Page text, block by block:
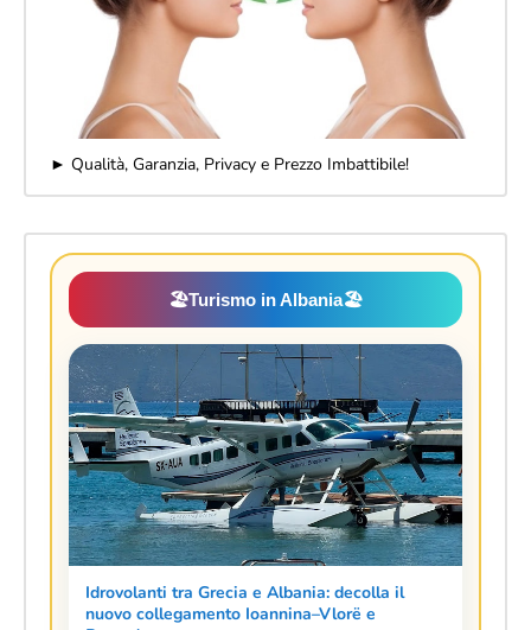
► Qualità, Garanzia, Privacy e Prezzo Imbattibile!
🏖️Turismo in Albania🏖️
Idrovolanti tra Grecia e Albania: decolla il
nuovo collegamento Ioannina–Vlorë e